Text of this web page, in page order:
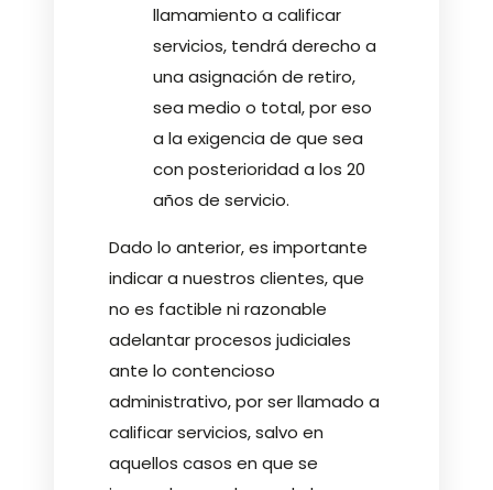
llamamiento a calificar
servicios, tendrá derecho a
una asignación de retiro,
sea medio o total, por eso
a la exigencia de que sea
con posterioridad a los 20
años de servicio.
Dado lo anterior, es importante
indicar a nuestros clientes, que
no es factible ni razonable
adelantar procesos judiciales
ante lo contencioso
administrativo, por ser llamado a
calificar servicios, salvo en
aquellos casos en que se